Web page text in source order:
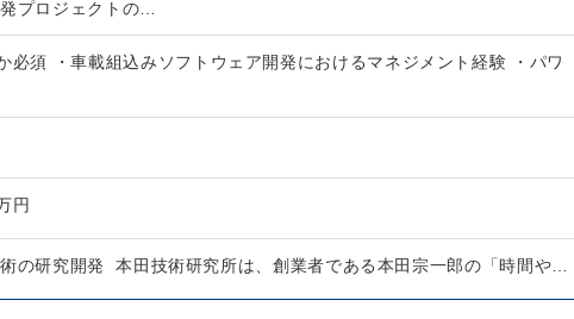
プロジェクトの…
必須 ・車載組込みソフトウェア開発におけるマネジメント経験 ・パワ
円
の研究開発 本田技術研究所は、創業者である本田宗一郎の「時間や…